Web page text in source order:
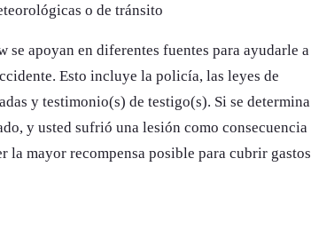
o de tránsito
apoyan en diferentes fuentes para ayudarle a
Esto incluye la policía, las leyes de
y testimonio(s) de testigo(s). Si se determina
y usted sufrió una lesión como consecuencia
la mayor recompensa posible para cubrir gastos